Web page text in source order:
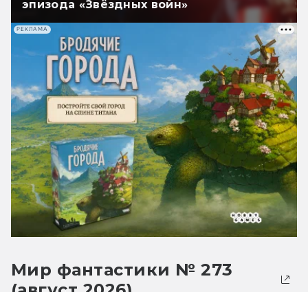
эпизода «Звёздных войн»
РЕКЛАМА
Мир фантастики № 273